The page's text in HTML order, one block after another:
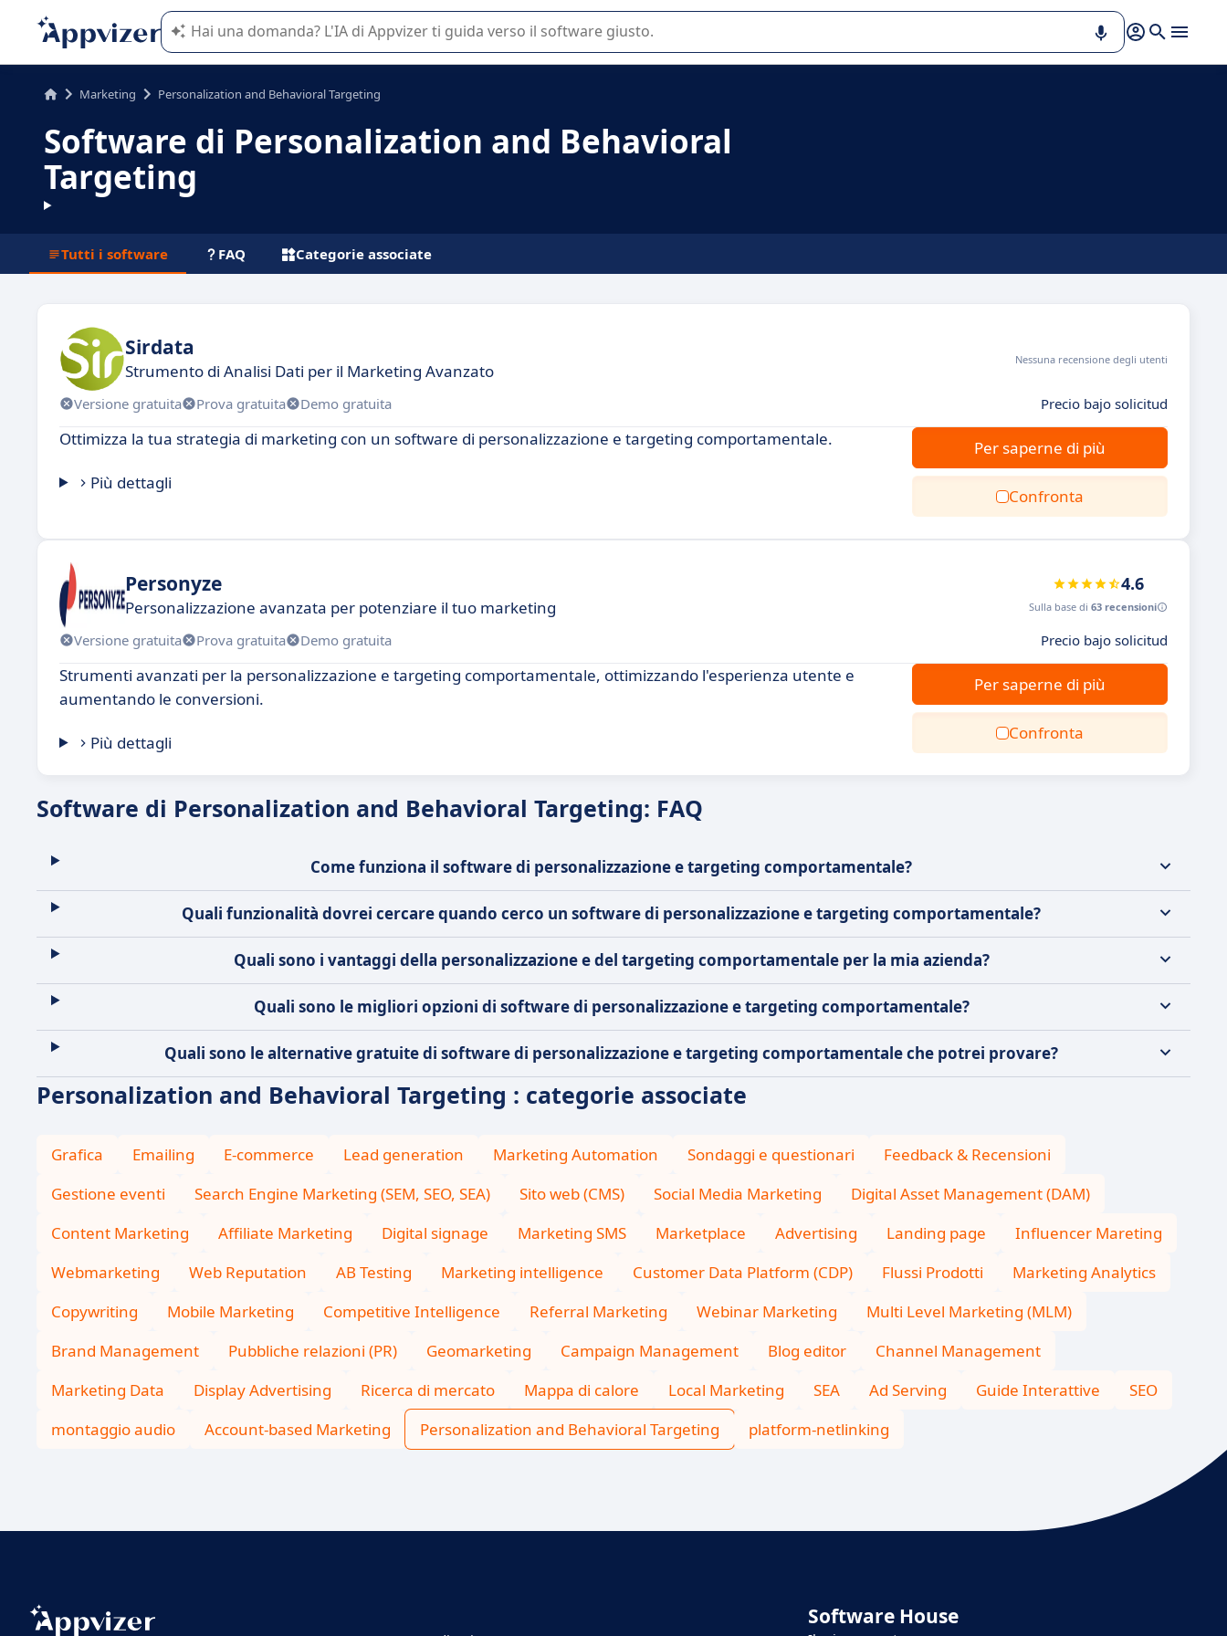
L'IA di Appvizer vi guida nell'utilizzo o nella scelta di un software SaaS per la vostra azienda.
Marketing Personalization and Behavioral Targeting
Software di Personalization and Behavioral
Targeting
Tutti i software FAQ Categorie associate
Sirdata
Strumento di Analisi Dati per il Marketing Avanzato
Nessuna recensione degli utenti
Versione gratuita Prova gratuita Demo gratuita Precio bajo solicitud
Ottimizza la tua strategia di marketing con un software di personalizzazione e targeting comportamentale.
Più dettagli
Per saperne di più
Confronta
Personyze
Personalizzazione avanzata per potenziare il tuo marketing
4.6
Sulla base di 63 recensioni
Versione gratuita Prova gratuita Demo gratuita Precio bajo solicitud
Strumenti avanzati per la personalizzazione e targeting comportamentale, ottimizzando l'esperienza utente e
aumentando le conversioni.
Più dettagli
Per saperne di più
Confronta
Software di Personalization and Behavioral Targeting: FAQ
Come funziona il software di personalizzazione e targeting comportamentale?
Quali funzionalità dovrei cercare quando cerco un software di personalizzazione e targeting comportamentale?
Quali sono i vantaggi della personalizzazione e del targeting comportamentale per la mia azienda?
Quali sono le migliori opzioni di software di personalizzazione e targeting comportamentale?
Quali sono le alternative gratuite di software di personalizzazione e targeting comportamentale che potrei provare?
Personalization and Behavioral Targeting : categorie associate
Grafica Emailing E-commerce Lead generation Marketing Automation Sondaggi e questionari
Feedback & Recensioni
Gestione eventi
Search Engine Marketing (SEM, SEO, SEA) Sito web (CMS) Social Media Marketing
Digital Asset Management (DAM)
Content Marketing
Affiliate Marketing Digital signage Marketing SMS Marketplace Advertising Landing page
Influencer Mareting
Webmarketing
Web Reputation AB Testing Marketing intelligence Customer Data Platform (CDP) Flussi Prodotti
Marketing Analytics
Copywriting
Mobile Marketing Competitive Intelligence Referral Marketing Webinar Marketing
Multi Level Marketing (MLM)
Brand Management
Pubbliche relazioni (PR) Geomarketing Campaign Management Blog editor
Channel Management
Marketing Data
Display Advertising Ricerca di mercato Mappa di calore Local Marketing SEA Ad Serving Guide Interattive
SEO
montaggio audio
Account-based Marketing Personalization and Behavioral Targeting platform-netlinking
Software House